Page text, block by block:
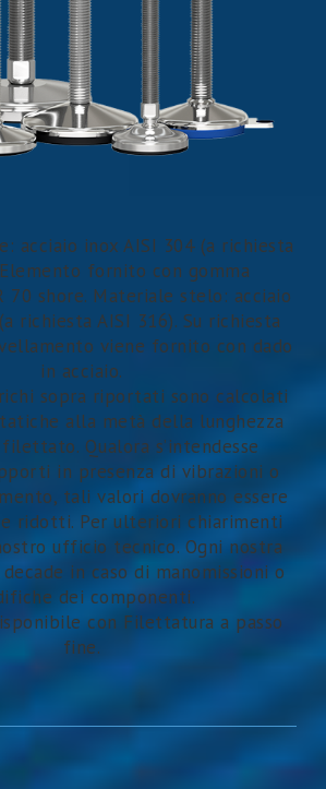
acciaio inox AISI 304 (a richiesta
fornito con gomma
70 shore. Materiale stelo: acciaio
richiesta AISI 316). Su richiesta
viene fornito con dado
in acciaio.
sopra riportati sono calcolati
alla metà della lunghezza
Qualora s’intendesse
in presenza di vibrazioni o
tali valori dovranno essere
ridotti. Per ulteriori chiarimenti
ufficio tecnico. Ogni nostra
in caso di manomissioni o
dei componenti.
con Filettatura a passo
fine.